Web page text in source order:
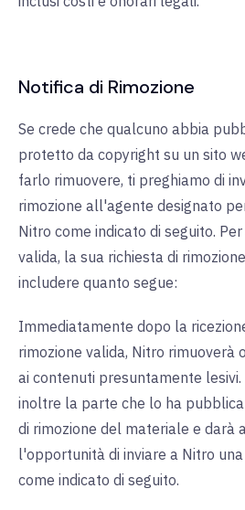
Notifica di Rimozione
Se crede che qualcuno abbia
protetto da copyright su un sito
farlo rimuovere, ti preghiamo di
rimozione all'agente designato
Nitro come indicato di seguito.
valida, la sua richiesta di
includere quanto segue:
Immediatamente dopo la
rimozione valida, Nitro rimuoverà
ai contenuti presuntamente
inoltre la parte che lo ha
di rimozione del materiale e darà
l'opportunità di inviare a Nitro
come indicato di seguito.